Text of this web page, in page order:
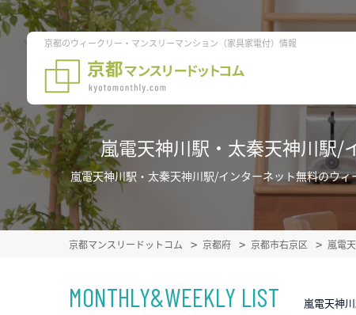
京都のウィークリー・マンスリーマンション（家具家電付）情報
嵐電天神川駅・太秦天神川駅/
嵐電天神川駅・太秦天神川駅/インターネット無料のウ
京都マンスリードットコム 京都府 京都市右京区 嵐電
MONTHLY&WEEKLY LIST 嵐電天神